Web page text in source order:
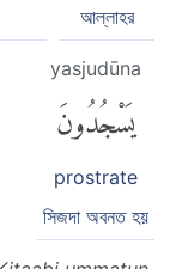
আল্লাহর
yasjudūna
يَسْجُدُونَ
prostrate
সিজদা অবনত হয়